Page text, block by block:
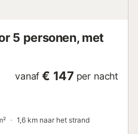
5 personen, met
vanaf € 147 per nacht
1,6 km naar het strand